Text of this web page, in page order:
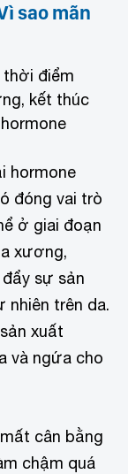
sao mãn
thời điểm
kết thúc
hormone
đóng vai trò
ở giai đoạn
xương,
sự sản
nhiên trên da.
xuất
và ngứa cho
cân bằng
chậm quá